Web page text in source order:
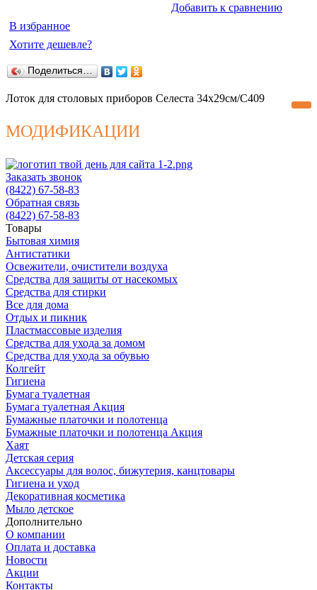
Добавить к сравнению
В избранное
Хотите дешевле?
Поделиться…
Лоток для столовых приборов Селеста 34х29см/С409
МОДИФИКАЦИИ
Заказать звонок
(8422) 67-58-83
Обратная связь
(8422) 67-58-83
Товары
Бытовая химия
Антистатики
Освежители, очистители воздуха
Средства для защиты от насекомых
Средства для стирки
Все для дома
Отдых и пикник
Пластмассовые изделия
Средства для ухода за домом
Средства для ухода за обувью
Колгейт
Гигиена
Бумага туалетная
Бумага туалетная Акция
Бумажные платочки и полотенца
Бумажные платочки и полотенца Акция
Хаят
Детская серия
Аксессуары для волос, бижутерия, канцтовары
Гигиена и уход
Декоративная косметика
Мыло детское
Дополнительно
О компании
Оплата и доставка
Новости
Акции
Контакты